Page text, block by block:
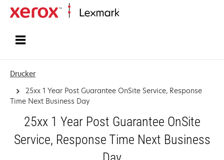
Drucker
25xx 1 Year Post Guarantee OnSite Service, Response
Time Next Business Day
25xx 1 Year Post Guarantee OnSite
Service, Response Time Next Business